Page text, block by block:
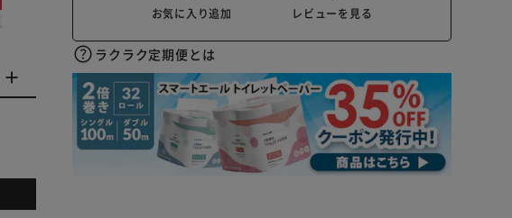
お気に入り追加 レビューを見る
ラクラク定期便とは